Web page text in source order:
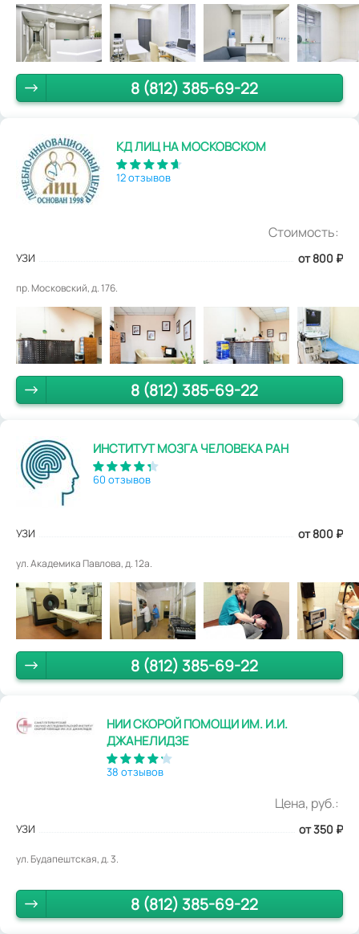
8 (812) 385-69-22
КД ЛИЦ НА МОСКОВСКОМ
12 отзывов
Стоимость:
УЗИ от 800 ₽
пр. Московский, д. 176.
8 (812) 385-69-22
ИНСТИТУТ МОЗГА ЧЕЛОВЕКА РАН
60 отзывов
УЗИ от 800 ₽
ул. Академика Павлова, д. 12а.
8 (812) 385-69-22
НИИ СКОРОЙ ПОМОЩИ ИМ. И.И.
ДЖАНЕЛИДЗЕ
38 отзывов
Цена, руб.:
УЗИ от 350 ₽
ул. Будапештская, д. 3.
8 (812) 385-69-22